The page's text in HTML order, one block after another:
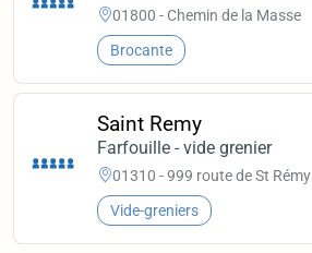
01800 - Chemin de la Masse
Brocante
Saint Remy
Farfouille - vide grenier
01310 - 999 route de St Rémy
Vide-greniers